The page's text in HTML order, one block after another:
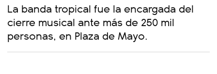
La banda tropical fue la encargada del
cierre musical ante más de 250 mil
personas, en Plaza de Mayo.